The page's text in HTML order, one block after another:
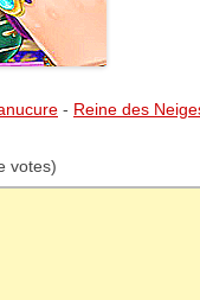
- Reine des
votes)